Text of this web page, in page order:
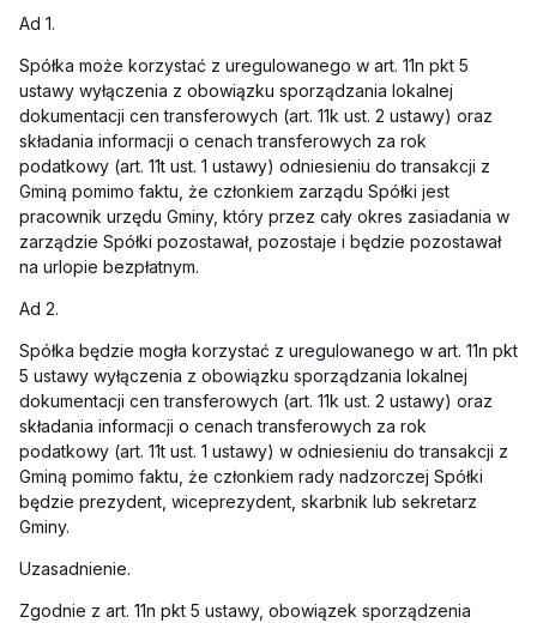
Ad 1.
Spółka może korzystać z uregulowanego w art. 11n pkt 5
ustawy wyłączenia z obowiązku sporządzania lokalnej
dokumentacji cen transferowych (art. 11k ust. 2 ustawy) oraz
składania informacji o cenach transferowych za rok
podatkowy (art. 11t ust. 1 ustawy) odniesieniu do transakcji z
Gminą pomimo faktu, że członkiem zarządu Spółki jest
pracownik urzędu Gminy, który przez cały okres zasiadania w
zarządzie Spółki pozostawał, pozostaje i będzie pozostawał
na urlopie bezpłatnym.
Ad 2.
Spółka będzie mogła korzystać z uregulowanego w art. 11n pkt
5 ustawy wyłączenia z obowiązku sporządzania lokalnej
dokumentacji cen transferowych (art. 11k ust. 2 ustawy) oraz
składania informacji o cenach transferowych za rok
podatkowy (art. 11t ust. 1 ustawy) w odniesieniu do transakcji z
Gminą pomimo faktu, że członkiem rady nadzorczej Spółki
będzie prezydent, wiceprezydent, skarbnik lub sekretarz
Gminy.
Uzasadnienie.
Zgodnie z art. 11n pkt 5 ustawy, obowiązek sporządzenia